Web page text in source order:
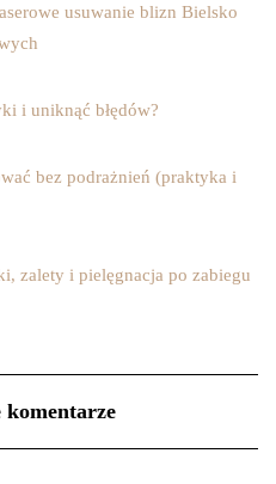
usuwanie blizn Bielsko
i uniknąć błędów?
bez podrażnień (praktyka i
zalety i pielęgnacja po zabiegu
komentarze